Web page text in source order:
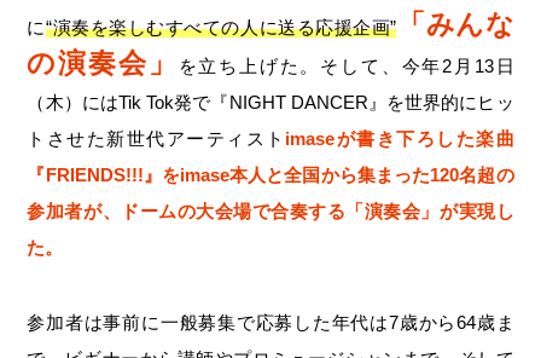
に“演奏を楽しむすべての人に送る応援企画”
「みんな
の演奏会」
を立ち上げた。そして、今年2月13日
（木）にはTik Tok発で『NIGHT DANCER』を世界的にヒッ
トさせた新世代アーティスト imaseが書き下ろした楽曲
『FRIENDS!!!』をimase本人と全国から集まった120名超の
参加者が、ドームの大会場で合奏する「演奏会」が実現し
た。
参加者は事前に一般募集で応募した年代は7歳から64歳ま